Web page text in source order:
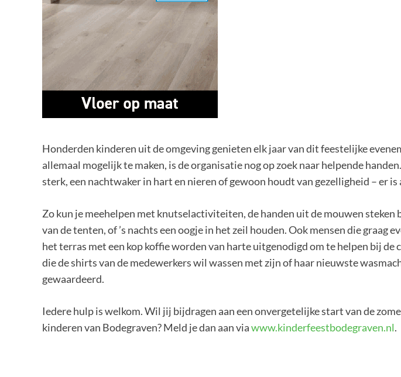
Honderden kinderen uit de omgeving genieten elk jaar van dit feestelijke
allemaal mogelijk te maken, is de organisatie nog op zoek naar helpende
sterk, een nachtwaker in hart en nieren of gewoon houdt van gezelligheid – er
Zo kun je meehelpen met knutselactiviteiten, de handen uit de mouwen steken
van de tenten, of ’s nachts een oogje in het zeil houden. Ook mensen die graag
het terras met een kop koffie worden van harte uitgenodigd om te helpen bij de
die de shirts van de medewerkers wil wassen met zijn of haar nieuwste
gewaardeerd.
Iedere hulp is welkom. Wil jij bijdragen aan een onvergetelijke start van de
kinderen van Bodegraven? Meld je dan aan viawww.kinderfeestbodegraven.nl.